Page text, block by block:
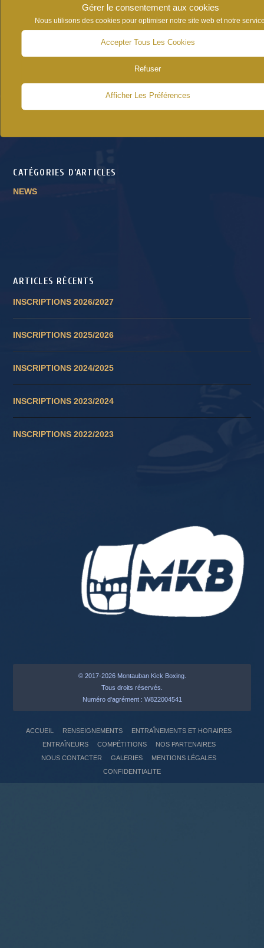
Gérer le consentement aux cookies
Nous utilisons des cookies pour optimiser notre site web et notre
Accepter Tous Les Cookies
Refuser
Afficher Les Préférences
CATÉGORIES D’ARTICLES
NEWS
ARTICLES RÉCENTS
INSCRIPTIONS 2026/2027
INSCRIPTIONS 2025/2026
INSCRIPTIONS 2024/2025
INSCRIPTIONS 2023/2024
INSCRIPTIONS 2022/2023
© 2017-2026 Montauban Kick Boxing.
Tous droits réservés.
Numéro d'agrément : W822004541
ACCUEIL RENSEIGNEMENTS
ENTRAÎNEMENTS ET HORAIRES
ENTRAÎNEURS
COMPÉTITIONS
NOS PARTENAIRES
NOUS CONTACTER
GALERIES
MENTIONS LÉGALES
CONFIDENTIALITE